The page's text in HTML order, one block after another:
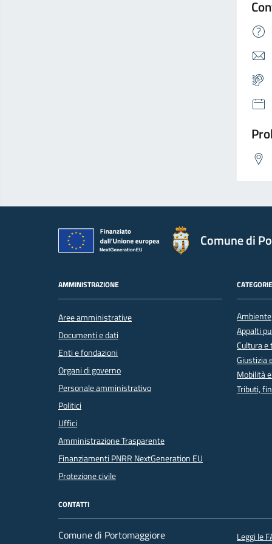
Comune di
AMMINISTRAZIONE
Aree amministrative
Documenti e dati
Enti e fondazioni
Organi di governo
Personale amministrativo
Politici
Uffici
Amministrazione Trasparente
Finanziamenti PNRR NextGeneration EU
Protezione civile
Ambiente
Appalti
Cultura e
Giustizia
Mobilità
Tributi,
CONTATTI
Comune di Portomaggiore
Leggi le